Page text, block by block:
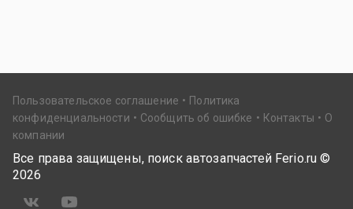
Пользовательское соглашение
Политика
конфиденциальности
Сообщить об ошибке Контакты
О
компании
Все права защищены, поиск автозапчастей Ferio.ru ©
2026